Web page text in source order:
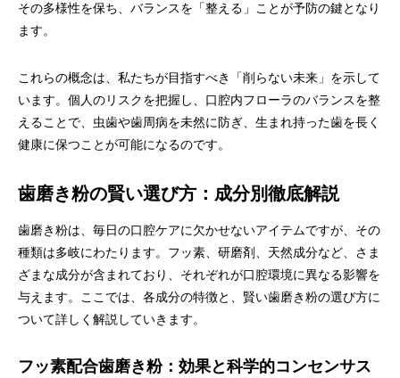
その多様性を保ち、バランスを「整える」ことが予防の鍵となり
ます。
これらの概念は、私たちが目指すべき「削らない未来」を示して
います。個人のリスクを把握し、口腔内フローラのバランスを整
えることで、虫歯や歯周病を未然に防ぎ、生まれ持った歯を長く
健康に保つことが可能になるのです。
歯磨き粉の賢い選び方：成分別徹底解説
歯磨き粉は、毎日の口腔ケアに欠かせないアイテムですが、その
種類は多岐にわたります。フッ素、研磨剤、天然成分など、さま
ざまな成分が含まれており、それぞれが口腔環境に異なる影響を
与えます。ここでは、各成分の特徴と、賢い歯磨き粉の選び方に
ついて詳しく解説していきます。
フッ素配合歯磨き粉：効果と科学的コンセンサス